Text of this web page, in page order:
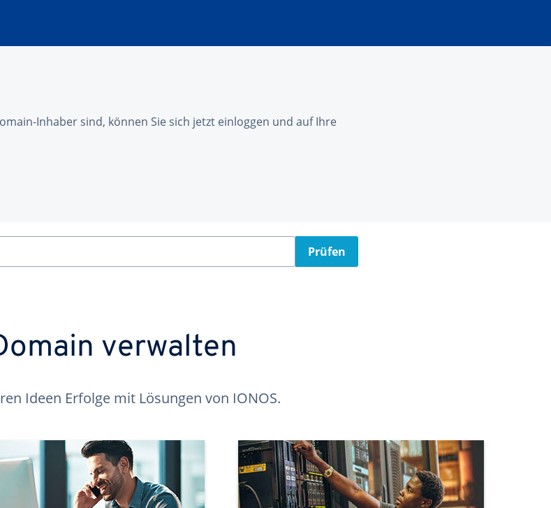
Inhaber sind, können Sie sich jetzt einloggen und auf Ihre
Prüfen
verwalten
Ideen Erfolge mit Lösungen von IONOS.